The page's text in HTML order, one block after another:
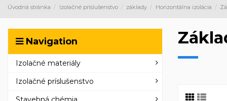
Úvodná stránka Izolačné príslušenstvo základy Horizontálna izolácia
Navigation
Izolačné materiály
Izolačné príslušenstvo